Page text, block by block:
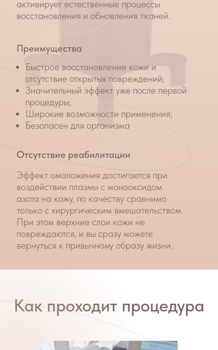
Азотно плазменное омоложение
в косметологии Клиника Красоты:
минут.
Количество сеансов:
омоложение: 1-2 процедуры с
интервалом в 2-3 месяца
лечение рубцов, акне, розацеа других
заболеваний: 4-10 процедур с
интервалом 1-3 недели.
Как проходит процедура
1.Перед процедурой наносится
анестезирующий крем для вашего
комфорта.
ощущать тепло различной степени
лифтинг кожи, уменьшение морщин, лечение
рубцов и кожных заболеваний (акне,
розацеа, различные дерматозы, грибковые
и другие инфекционные поражения кожи).